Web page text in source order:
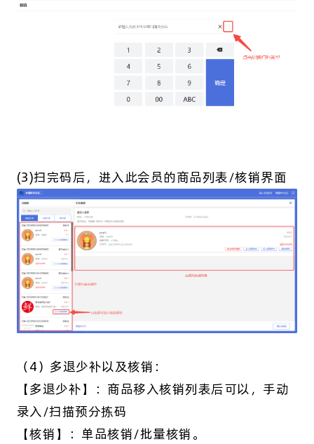
(3)扫完码后，进入此会员的商品列表/核销界面
（4）多退少补以及核销：
【多退少补】：商品移入核销列表后可以，手动
录入/扫描预分拣码
【核销】：单品核销/批量核销。